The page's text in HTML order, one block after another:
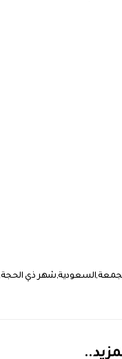
السعودية شهر ذي الحجة